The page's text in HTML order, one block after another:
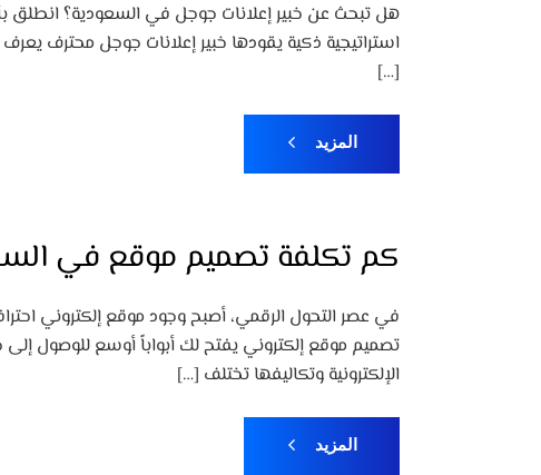
هل تبحث عن خبير إعلانات جوجل في السعودية؟ انطلق
استراتيجية ذكية يقودها خبير إعلانات جوجل محترف
[…]
المزيد
كم تكلفة تصميم موقع في
في عصر التحول الرقمي، أصبح وجود موقع إلكتروني
الإلكترونية وتكاليفها تختلف […]
المزيد